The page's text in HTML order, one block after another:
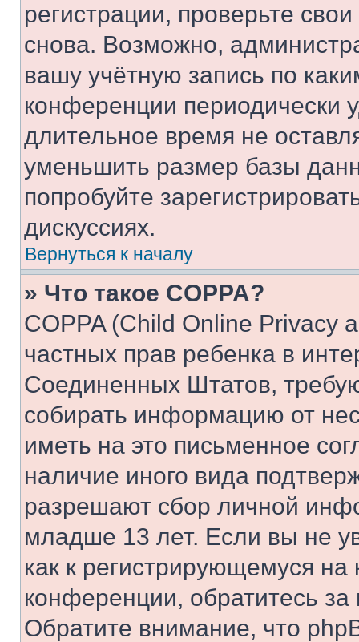
регистрации, проверьте
снова. Возможно,
вашу учётную запись по
конференции периодически
длительное время не
уменьшить размер базы
попробуйте
дискуссиях.
Вернуться к началу
» Что такое COPPA?
COPPA (Child Online Privacy
частных прав ребенка в
Соединенных Штатов,
собирать информацию от
иметь на это письменное
наличие иного вида
разрешают сбор личной
младше 13 лет. Если вы не
как к регистрирующемуся
конференции, обратитесь
Обратите внимание, что